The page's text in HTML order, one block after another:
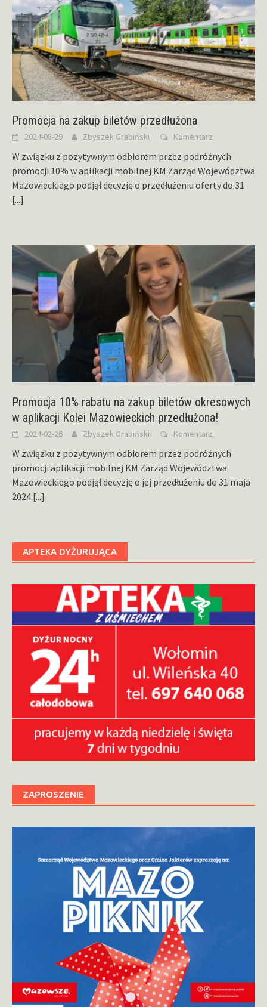
Promocja na zakup biletów przedłużona
2024-08-29 Zbyszek Grabiński Komentarz
W związku z pozytywnym odbiorem przez podróżnych
promocji 10% w aplikacji mobilnej KM Zarząd Województwa
Mazowieckiego podjął decyzję o przedłużeniu oferty do 31
[...]
Promocja 10% rabatu na zakup biletów okresowych
w aplikacji Kolei Mazowieckich przedłużona!
2024-02-26 Zbyszek Grabiński Komentarz
W związku z pozytywnym odbiorem przez podróżnych
promocji aplikacji mobilnej KM Zarząd Województwa
Mazowieckiego podjął decyzję o jej przedłużeniu do 31 maja
2024 [...]
APTEKA DYŻURUJĄCA
ZAPROSZENIE